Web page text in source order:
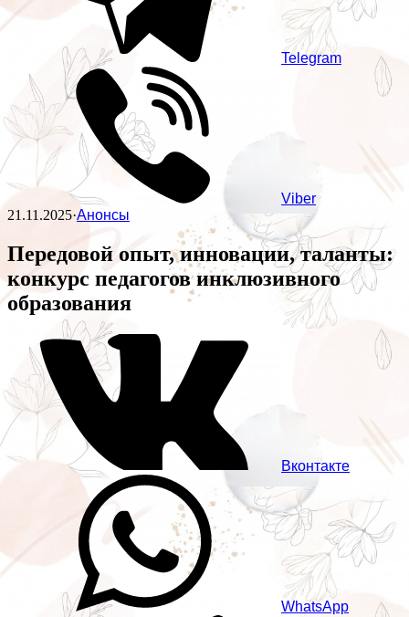
Telegram
Viber
21.11.2025·Анонсы
Передовой опыт, инновации, таланты:
конкурс педагогов инклюзивного
образования
Вконтакте
WhatsApp